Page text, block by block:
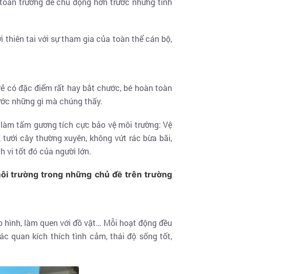
thiên tai với sự tham gia của toàn thể cán bộ,
có đặc điểm rất hay bắt chước, bé hoàn toàn
những gì mà chúng thấy.
tấm gương tích cực bảo vệ môi trường: Vệ
cây thường xuyên, không vứt rác bừa bãi,
vi tốt đó của người lớn.
trường trong những chủ đề trên trường
làm quen với đồ vật… Mỗi hoạt động đều
quan kích thích tình cảm, thái độ sống tốt,